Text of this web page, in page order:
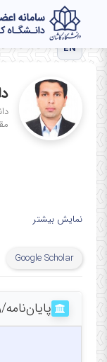
EN
نمایش بیشتر
Google Scholar